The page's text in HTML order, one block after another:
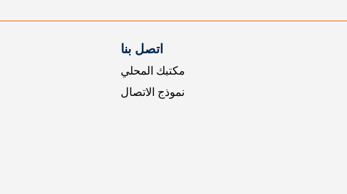
اتصل بنا
مكتبك المحلي
نموذج الاتصال